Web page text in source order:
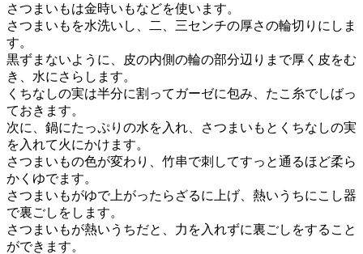
さつまいもは金時いもなどを使います。
さつまいもを水洗いし、二、三センチの厚さの輪切りにしま
す。
黒ずまないように、皮の内側の輪の部分辺りまで厚く皮をむ
き、水にさらします。
くちなしの実は半分に割ってガーゼに包み、たこ糸でしばっ
ておきます。
次に、鍋にたっぷりの水を入れ、さつまいもとくちなしの実
を入れて火にかけます。
さつまいもの色が変わり、竹串で刺してすっと通るほど柔ら
かくゆでます。
さつまいもがゆで上がったらざるに上げ、熱いうちにこし器
で裏ごしをします。
さつまいもが熱いうちだと、力を入れずに裏ごしをすること
ができます。